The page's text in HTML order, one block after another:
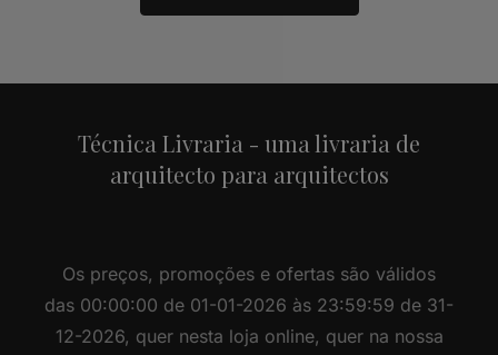
Técnica Livraria - uma livraria de
arquitecto para arquitectos
Os preços, promoções e ofertas são válidos
das 00:00:00 de 01-01-2026 às 23:59:59 de 31-
12-2026, quer nesta loja online, quer na nossa